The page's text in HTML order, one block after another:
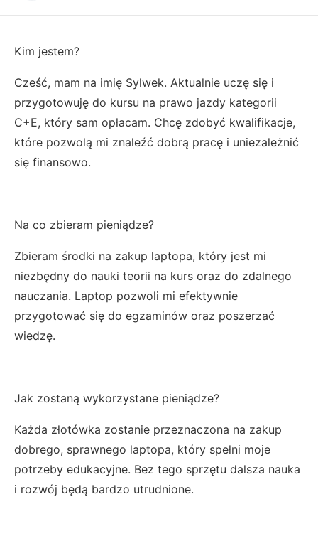
Kim jestem?
Cześć, mam na imię Sylwek. Aktualnie uczę się i
przygotowuję do kursu na prawo jazdy kategorii
C+E, który sam opłacam. Chcę zdobyć kwalifikacje,
które pozwolą mi znaleźć dobrą pracę i uniezależnić
się finansowo.
Na co zbieram pieniądze?
Zbieram środki na zakup laptopa, który jest mi
niezbędny do nauki teorii na kurs oraz do zdalnego
nauczania. Laptop pozwoli mi efektywnie
przygotować się do egzaminów oraz poszerzać
wiedzę.
Jak zostaną wykorzystane pieniądze?
Każda złotówka zostanie przeznaczona na zakup
dobrego, sprawnego laptopa, który spełni moje
potrzeby edukacyjne. Bez tego sprzętu dalsza nauka
i rozwój będą bardzo utrudnione.